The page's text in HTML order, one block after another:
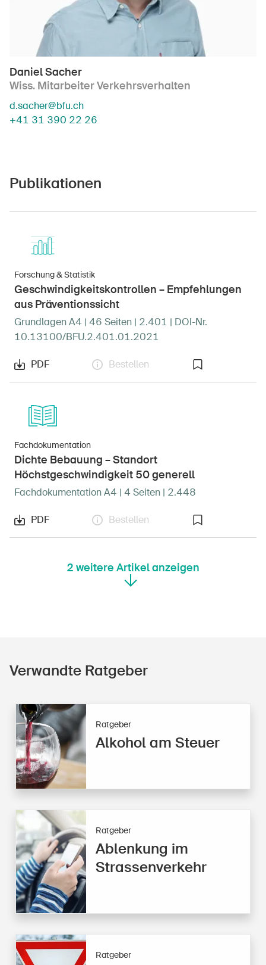
Daniel Sacher
Wiss. Mitarbeiter Verkehrsverhalten
d.sacher@bfu.ch
+41 31 390 22 26
Publikationen
Forschung & Statistik
Geschwindigkeitskontrollen – Empfehlungen
aus Präventionssicht
Grundlagen A4 | 46 Seiten | 2.401 | DOI-Nr.
10.13100/BFU.2.401.01.2021
PDF Bestellen
Fachdokumentation
Dichte Bebauung – Standort
Höchstgeschwindigkeit 50 generell
Fachdokumentation A4 | 4 Seiten | 2.448
PDF Bestellen
2 weitere Artikel anzeigen
Verwandte Ratgeber
Ratgeber
Alkohol am Steuer
Ratgeber
Ablenkung im
Strassenverkehr
Ratgeber